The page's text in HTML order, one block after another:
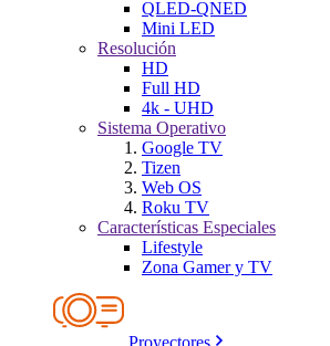
QLED-QNED
Mini LED
Resolución
HD
Full HD
4k - UHD
Sistema Operativo
Google TV
Tizen
Web OS
Roku TV
Características Especiales
Lifestyle
Zona Gamer y TV
Proyectores